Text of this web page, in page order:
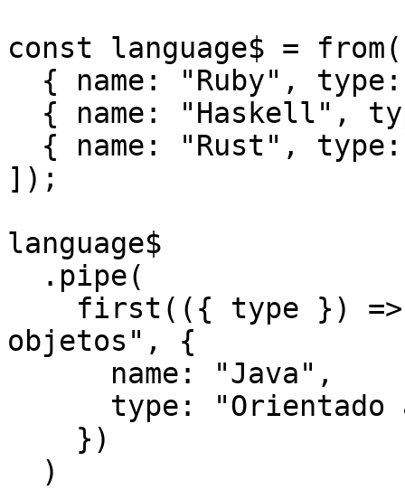
const language$ =
]);
language$
objetos", {